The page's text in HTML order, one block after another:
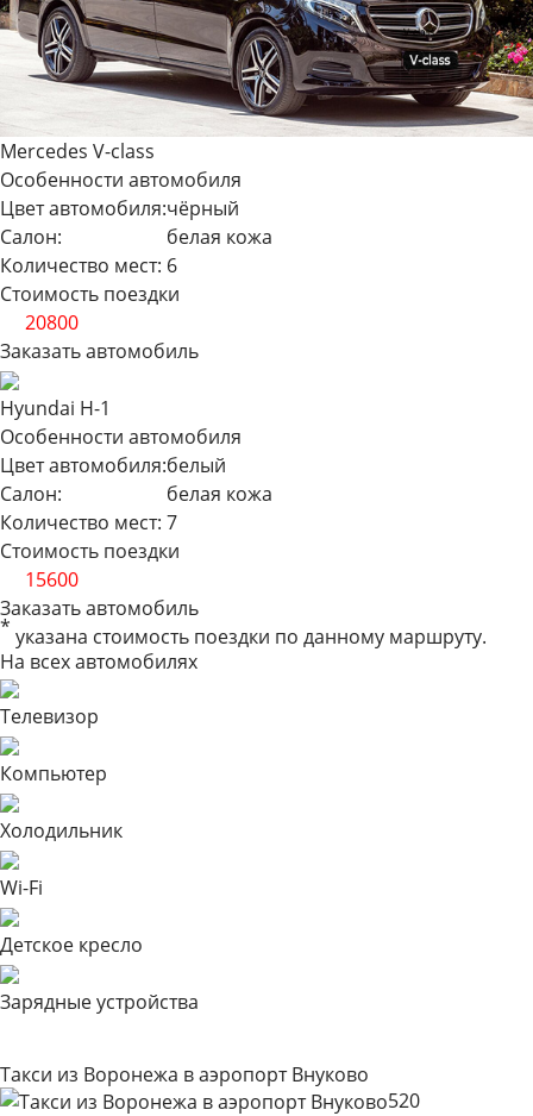
Mercedes V-class
Особенности автомобиля
Цвет автомобиля:чёрный
Салон:
белая кожа
Количество мест: 6
Стоимость поездки
20800
Заказать автомобиль
Hyundai H-1
Особенности автомобиля
Цвет автомобиля:белый
Салон:
белая кожа
Количество мест: 7
Стоимость поездки
15600
Заказать автомобиль
* указана стоимость поездки по данному маршруту.
На всех автомобилях
Телевизор
Компьютер
Холодильник
Wi-Fi
Детское кресло
Зарядные устройства
Такси из Воронежа в аэропорт Внуково
520